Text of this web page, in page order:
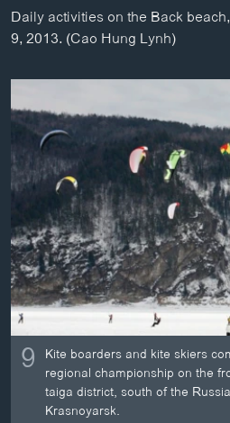
ຄົ້ນໂລກ
ເອເຊຍ
ອິດສະຫຼະພາບດ້ານການຂ່າວ
ຊີວິດຊາວລາວ
ຊຸມຊົນຊາວລາວ
ວິທະຍາສາດ-ເທັກໂນໂລຈີ
ທຸລະກິດ
ພາສາອັງກິດ
ວີດີໂອ
ສຽງ
ລາຍການກະຈາຍສຽງ
ລາຍງານ
ຕິດຕາມພວກເຮົາ ທີ່
Daily activities on the Back
9, 2013. (Cao Hung Lynh)
9 Kite boarders and kite skiers
regional championship on the
taiga district, south of the
Krasnoyarsk.